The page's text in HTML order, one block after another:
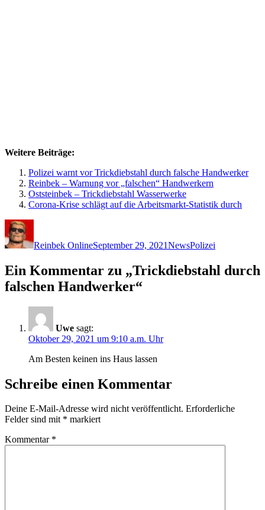
Weitere Beiträge:
Polizei warnt vor Trickdiebstahl durch falsche Handwerker
Reinbek – Warnung vor „falschen“ Handwerkern
Oststeinbek – Trickdiebstahl Wasserwerke
Corona-Krise schlägt auf die Arbeitsmarkt-Statistik durch
Reinbek OnlineSeptember 29, 2021NewsPolizei
Ein Kommentar zu „Trickdiebstahl durch
falschen Handwerker“
Uwe sagt:
Oktober 29, 2021 um 9:10 a.m. Uhr
Am Besten keinen ins Haus lassen
Schreibe einen Kommentar
Deine E-Mail-Adresse wird nicht veröffentlicht. Erforderliche
Felder sind mit * markiert
Kommentar *